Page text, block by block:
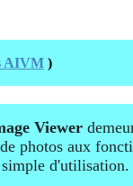
AIVM )
Viewer
photos aux
d'utilisation.